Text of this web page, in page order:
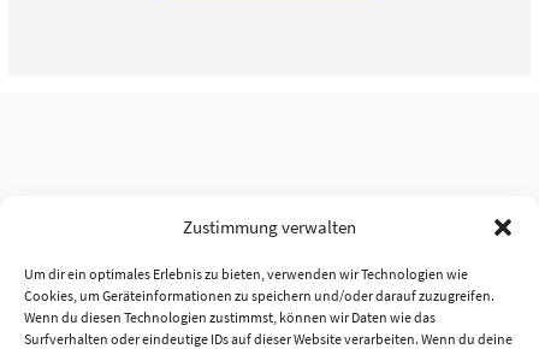
Zustimmung verwalten
Um dir ein optimales Erlebnis zu bieten, verwenden wir Technologien wie
Cookies, um Geräteinformationen zu speichern und/oder darauf zuzugreifen.
Wenn du diesen Technologien zustimmst, können wir Daten wie das
Surfverhalten oder eindeutige IDs auf dieser Website verarbeiten. Wenn du deine